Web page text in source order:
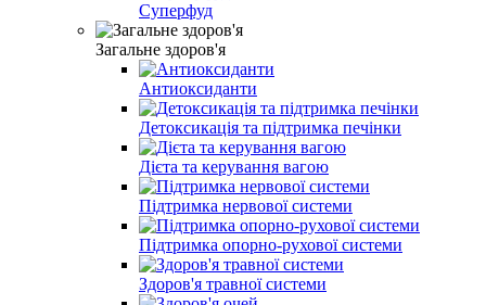
Суперфуд
Загальне здоров'я
Антиоксиданти
Детоксикація та підтримка печінки
Дієта та керування вагою
Підтримка нервової системи
Підтримка опорно-рухової системи
Здоров'я травної системи